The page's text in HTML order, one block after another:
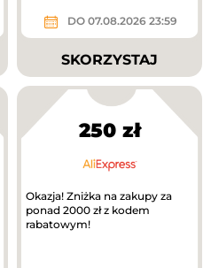
DO 07.08.2026 23:59
SKORZYSTAJ
250 zł
Okazja! Zniżka na zakupy za
ponad 2000 zł z kodem
rabatowym!